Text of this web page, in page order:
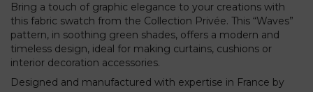
Bring a touch of graphic elegance to your creations with
this fabric swatch from the Collection Privée. This “Waves”
pattern, in soothing green shades, offers a modern and
timeless design, ideal for making curtains, cushions or
interior decoration accessories.
Designed and manufactured with expertise in France by